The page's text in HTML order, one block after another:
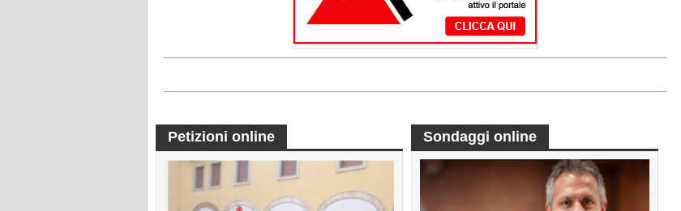
Petizioni online Sondaggi online